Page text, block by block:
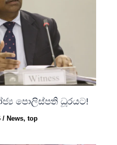
පොලිස්පති ධූරයට!
/News,top